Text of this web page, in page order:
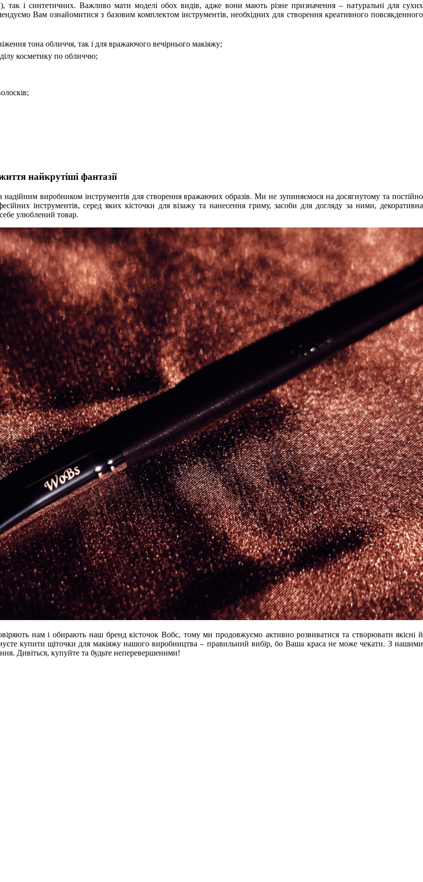
так і синтетичних. Важливо мати моделі обох видів, адже вони мають різне призначення – натуральні для сухих
Вам ознайомитися з базовим комплектом інструментів, необхідних для створення креативного повсякденного
тона обличчя, так і для вражаючого вечірнього макіяжу;
косметику по обличчю;
найкрутіші фантазії
виробником інструментів для створення вражаючих образів. Ми не зупиняємося на досягнутому та постійно
інструментів, серед яких кісточки для візажу та нанесення гриму, засоби для догляду за ними, декоративна
улюблений товар.
нам і обирають наш бренд кісточок Вобс, тому ми продовжуємо активно розвиватися та створювати якісні й
купити щіточки для макіяжу нашого виробництва – правильний вибір, бо Ваша краса не може чекати. З нашими
Дивіться, купуйте та будьте неперевершеними!